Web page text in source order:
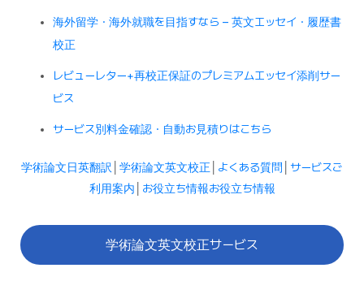
海外留学・海外就職を目指すなら – 英文エッセイ・履歴書
校正
レビューレター+再校正保証のプレミアムエッセイ添削サー
ビス
サービス別料金確認・自動お見積りはこちら
学術論文日英翻訳 学術論文英文校正 よくある質問
サービスご
利用案内
お役立ち情報お役立ち情報
学術論文英文校正サービス